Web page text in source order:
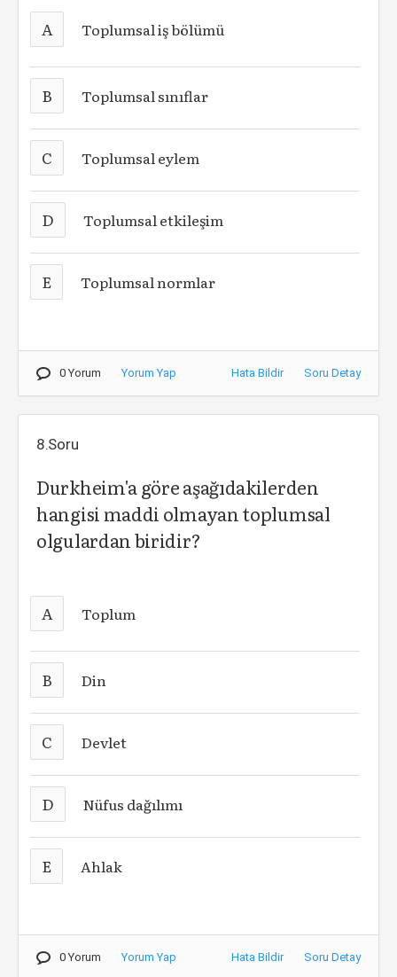
A Toplumsal iş bölümü
B Toplumsal sınıflar
C Toplumsal eylem
D Toplumsal etkileşim
E Toplumsal normlar
0 Yorum Yorum Yap Hata Bildir Soru Detay
8.Soru
Durkheim'a göre aşağıdakilerden
hangisi maddi olmayan toplumsal
olgulardan biridir?
A Toplum
B Din
C Devlet
D Nüfus dağılımı
E Ahlak
0 Yorum Yorum Yap Hata Bildir Soru Detay